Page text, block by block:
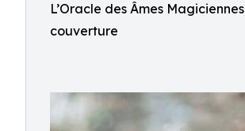
L’Oracle des Âmes Magiciennes
couverture